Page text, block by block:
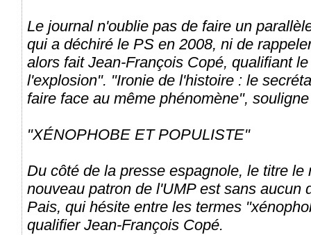
Le journal n'oublie pas de faire un
qui a déchiré le PS en 2008, ni de
alors fait Jean-François Copé, qualifiant
l'explosion". "Ironie de l'histoire : le
faire face au même phénomène",
"XÉNOPHOBE ET POPULISTE"
Du côté de la presse espagnole, le titre le
nouveau patron de l'UMP est sans aucun
Pais, qui hésite entre les termes
qualifier Jean-François Copé.